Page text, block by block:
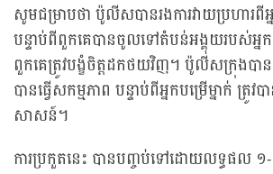
សូមជម្រាបថា ប៉ូលីសបានរងការវាយប្រហារពី
បន្ទាប់ពីពួកគេបានចូលទៅតំបន់អង្គុយរបស់អ្នកគ
ពួកគេត្រូវបង្ខំចិត្តដកថយវិញ។ ប៉ូលីសក្រុងប
បានធ្វើសកម្មភាព បន្ទាប់ពីអ្នកបម្រើម្នាក់ ត្រូវ
សាសន៍។
ការប្រកួតនេះ បានបញ្ចប់ទៅដោយលទ្ធផល